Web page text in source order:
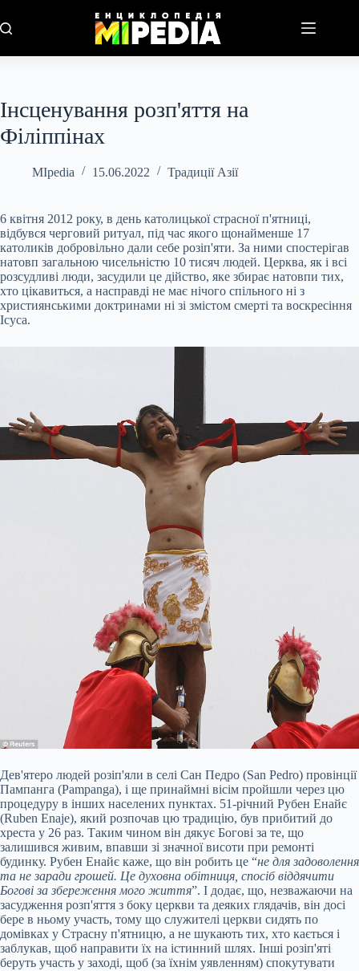
до
вмісту
Інсценування розп'яття на
Філіппінах
MIpedia 15.06.2022 Традиції Азії
6 квітня 2012 року, в день католицької страсної п'ятниці,
відбувся черговий ритуал, під час якого щонайменше 17
католиків добровільно дали себе розіп'яти. За ними спостерігав
натовп загальною чисельністю 10 тисяч людей. Церква, як і всі
розсудливі люди, засудили це дійство, яке збирає натовпи тих,
хто цікавиться, а насправді не має нічого спільного ні з
християнськими доктринами ні зі змістом смерті та воскресіння
Ісуса.
Дев'ятеро людей розіп'яли в селі Сан Педро (San Pedro) провінції
Пампанга (Pampanga), і ще принаймні вісім пройшли через цю
процедуру в інших населених пунктах. 51-річний Рубен Енайє
(Ruben Enaje), який розпочав цю традицію, був прибитий до
хреста у 26 раз. Таким чином він дякує Богові за те, що
залишився живим, впавши зі значної висоти при ремонті
будинку. Рубен Енайє каже, що він робить це “не для задоволення
та не заради грошей. Це духовна обітниця, спосіб віддячити
Богові за збереження мого життя”. І додає, що, незважаючи на
засудження розп'яття з боку церкви та деяких глядачів, він досі
бере в ньому участь, тому що служителі церкви сидять по
домівках у Страсну п'ятницю, а не шукають тих, хто кається і
заблукав, щоб направити їх на істинний шлях. Інші розіп'яті
беруть участь у заході, щоб (за їхнім уявленням) спокутувати